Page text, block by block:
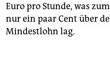
Euro pro Stunde, was
nur ein paar Cent über
Mindestlohn lag.